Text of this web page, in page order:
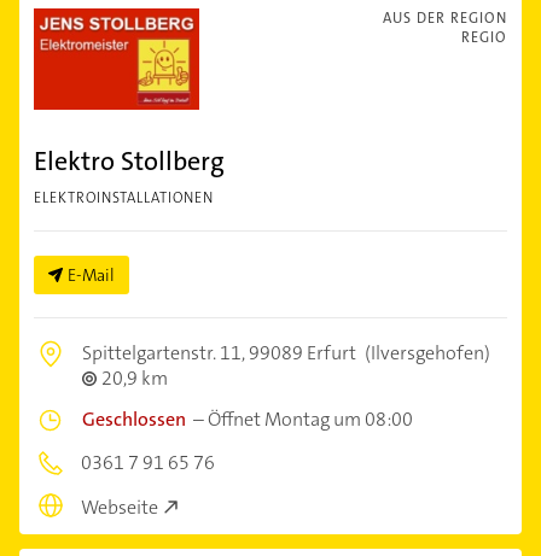
AUS DER REGION
REGIO
Elektro Stollberg
ELEKTROINSTALLATIONEN
E-Mail
Spittelgartenstr. 11,99089 Erfurt (Ilversgehofen)
20,9 km
Geschlossen –Öffnet Montag um 08:00
0361 7 91 65 76
Webseite